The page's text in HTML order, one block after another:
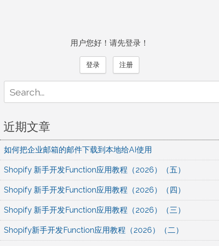
用户您好！请先登录！
登录 注册
for:
近期文章
如何把企业邮箱的邮件下载到本地给AI使用
Shopify 新手开发Function应用教程（2026）（五）
Shopify 新手开发Function应用教程（2026）（四）
Shopify 新手开发Function应用教程（2026）（三）
Shopify新手开发Function应用教程（2026）（二）